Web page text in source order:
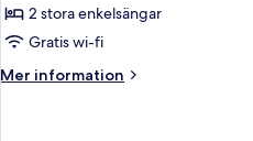
Twin2 stora enkelsängar
Gratis wi-fi
Mer information
Mer